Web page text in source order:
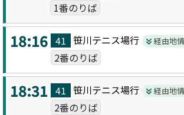
1番のりば
18:16 41 笹川テニス場行 経由地
2番のりば
18:31 41 笹川テニス場行 経由地
2番のりば